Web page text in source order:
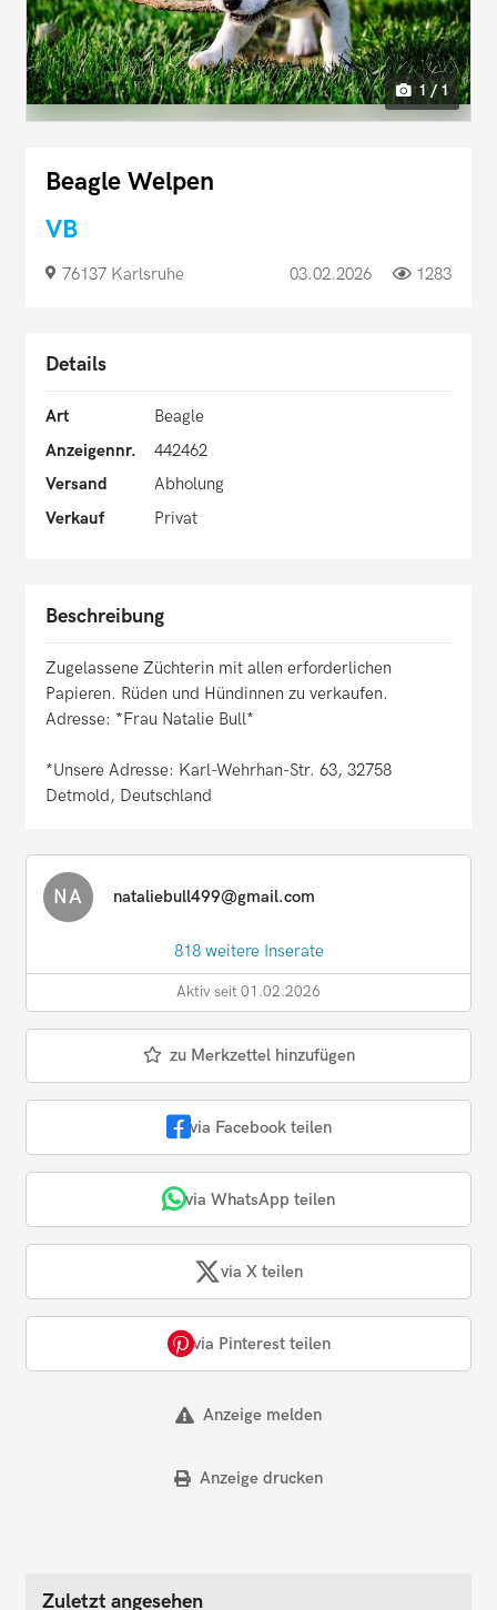
1 / 1
Beagle Welpen
VB
76137 Karlsruhe 03.02.2026 1283
Details
Art
Beagle
Anzeigennr.
442462
Versand
Abholung
Verkauf
Privat
Beschreibung
Zugelassene Züchterin mit allen erforderlichen
Papieren. Rüden und Hündinnen zu verkaufen.
Adresse: *Frau Natalie Bull*
*Unsere Adresse: Karl-Wehrhan-Str. 63, 32758
Detmold, Deutschland
NA nataliebull499@gmail.com
818 weitere Inserate
Aktiv seit 01.02.2026
zu Merkzettel hinzufügen
via Facebook teilen
via WhatsApp teilen
via X teilen
via Pinterest teilen
Anzeige melden
Anzeige drucken
Zuletzt angesehen